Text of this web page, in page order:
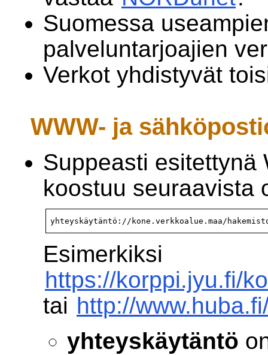
Suomessa
palveluntarjoajien
Verkot yhdistyvät
WWW- ja
Suppeasti esitettynä
koostuu seuraavista
yhteyskäytäntö://kone.verkkoalue.maa/
Esimerkiksi
https://korppi.jyu.fi/
tai http://
yhteyskäytäntö